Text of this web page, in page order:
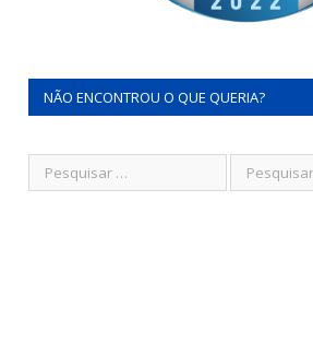
NÃO ENCONTROU O QUE QUERIA?